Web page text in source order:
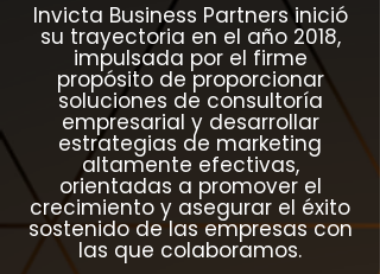
Invicta Business Partners inició
su trayectoria en el año 2018,
impulsada por el firme
propósito de proporcionar
soluciones de consultoría
empresarial y desarrollar
estrategias de marketing
altamente efectivas,
orientadas a promover el
crecimiento y asegurar el éxito
sostenido de las empresas con
las que colaboramos.